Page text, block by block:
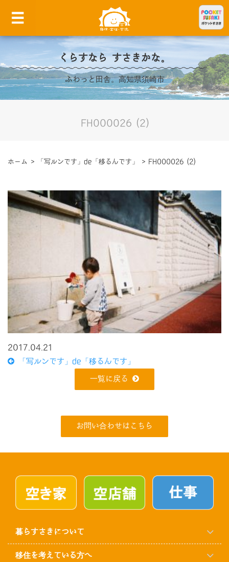
くらすなら すさきかな。
ふわっと田舎。高知県須崎市
FH000026 (2)
ホーム > 「写ルンです」de「移るんです」 > FH000026 (2)
2017.04.21
「写ルンです」de「移るんです」
一覧に戻る
お問い合わせはこちら
暮らすさきについて
移住を考えている方へ